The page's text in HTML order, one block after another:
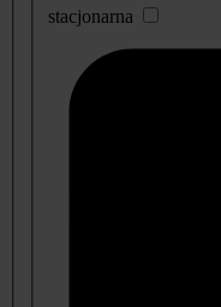
stacjonarna